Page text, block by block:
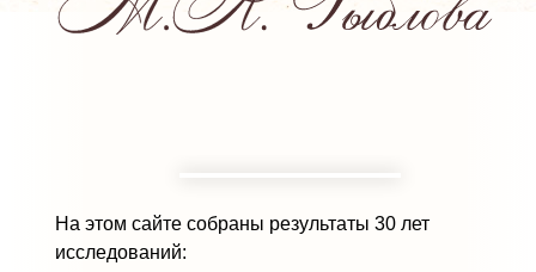
На этом сайте собраны результаты 30 лет
исследований: